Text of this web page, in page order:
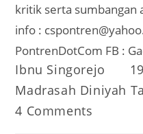
kritik serta sumbangan
info :
PontrenDotCom FB :
Post
Ibnu Singorejo
Post
Madrasah Diniyah
Post
4 Comments